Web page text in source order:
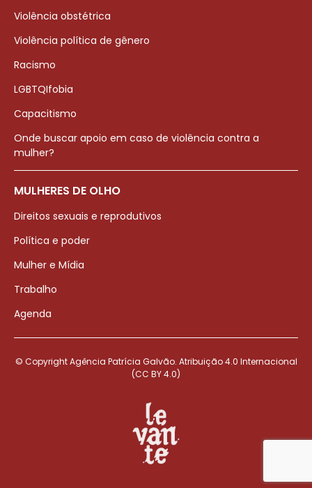
Violência obstétrica
Violência política de gênero
Racismo
LGBTQIfobia
Capacitismo
Onde buscar apoio em caso de violência contra a
mulher?
MULHERES DE OLHO
Direitos sexuais e reprodutivos
Política e poder
Mulher e Mídia
Trabalho
Agenda
© Copyright Agência Patrícia Galvão. Atribuição 4.0 Internacional
(CC BY 4.0)